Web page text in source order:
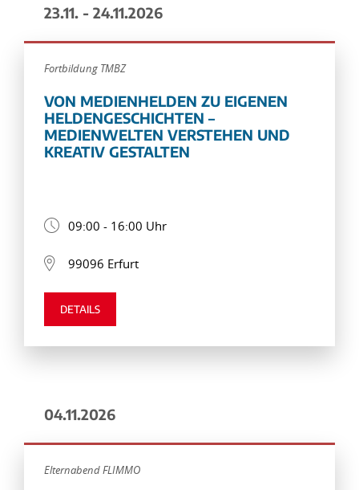
23.11. - 24.11.2026
Fortbildung TMBZ
VON MEDIENHELDEN ZU EIGENEN
HELDENGESCHICHTEN –
MEDIENWELTEN VERSTEHEN UND
KREATIV GESTALTEN
09:00 - 16:00 Uhr
99096 Erfurt
DETAILS
04.11.2026
Elternabend FLIMMO